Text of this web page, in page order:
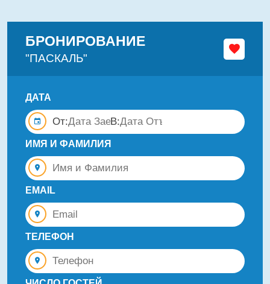
БРОНИРОВАНИЕ
"ПАСКАЛЬ"
ДАТА
От: В:
ИМЯ И ФАМИЛИЯ
EMAIL
ТЕЛЕФОН